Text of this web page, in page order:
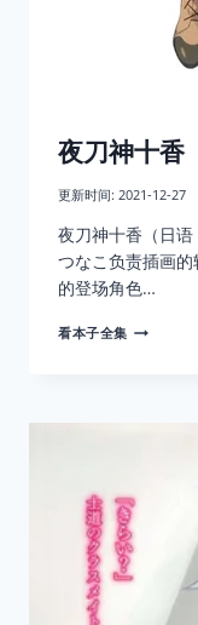
夜刀神十香
更新时间: 2021-12-27
夜刀神十香（日语
つなこ负责插画
的登场角色…
看本子全集 夜